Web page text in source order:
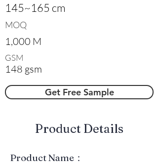
145~165 cm
MOQ
1,000 M
GSM
148 gsm
Get Free Sample
​Product Details
Product Name：